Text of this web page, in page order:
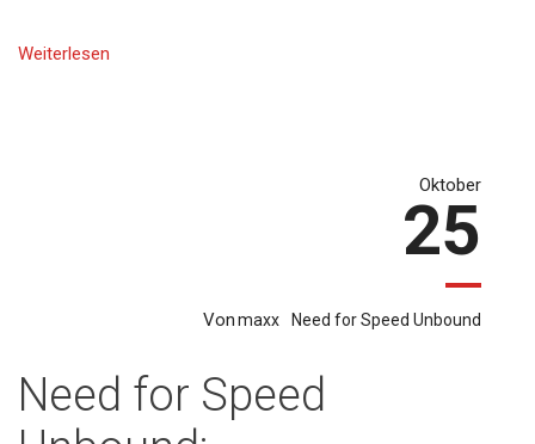
Weiterlesen
Oktober
25
Vonmaxx Need for Speed Unbound
Need for Speed